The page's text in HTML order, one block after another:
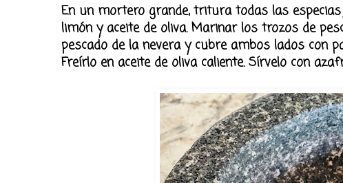
En un mortero grande, tritura todas las
limón y aceite de oliva. Marinar los trozos de
pescado de la nevera y cubre ambos lados con
Freírlo en aceite de oliva caliente. Sírvelo con